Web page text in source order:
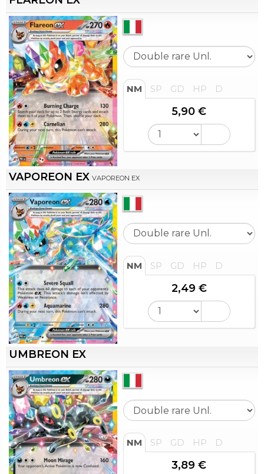
NM SP GD HP D
5,90 €
VAPOREON EX VAPOREON EX
NM SP GD HP D
2,49 €
UMBREON EX
NM SP GD HP D
3,89 €